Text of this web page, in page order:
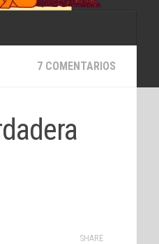
7 COMENTARIOS
SHARE